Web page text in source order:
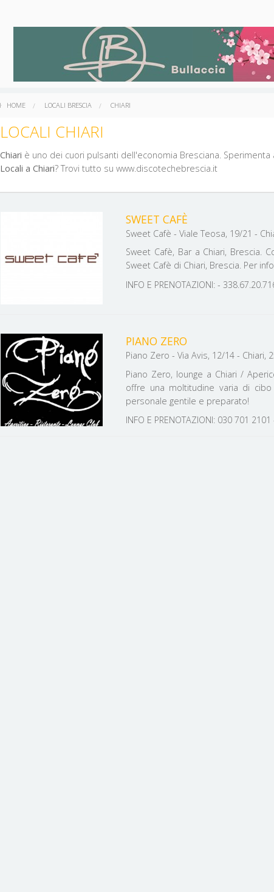
HOME LOCALI BRESCIA CHIARI
LOCALI CHIARI
Chiari è uno dei cuori pulsanti dell'economia Bresciana. Sperimenta
Locali a Chiari? Trovi tutto su www.discotechebrescia.it
SWEET CAFÈ
Sweet Cafè - Viale Teosa, 19/21 -
Sweet Cafè, Bar a Chiari, Brescia.
Sweet Cafè di Chiari, Brescia. Per
INFO E PRENOTAZIONI: -
PIANO ZERO
Piano Zero - Via Avis, 12/14 - Chiari,
Piano Zero, lounge a Chiari /
offre una moltitudine varia di
personale gentile e preparato!
INFO E PRENOTAZIONI: 030 701 2101